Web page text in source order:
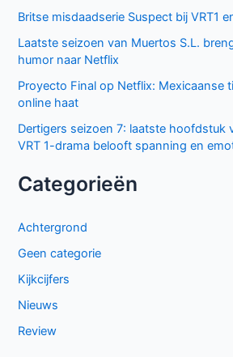
Britse misdaadserie Suspect bij VRT1
Laatste seizoen van Muertos S.L.
humor naar Netflix
Proyecto Final op Netflix: Mexicaanse
online haat
Dertigers seizoen 7: laatste hoofdstuk
VRT 1-drama belooft spanning en
Categorieën
Achtergrond
Geen categorie
Kijkcijfers
Nieuws
Review